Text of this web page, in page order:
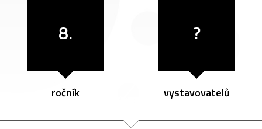
8.
ročník
?
vystavovatelů